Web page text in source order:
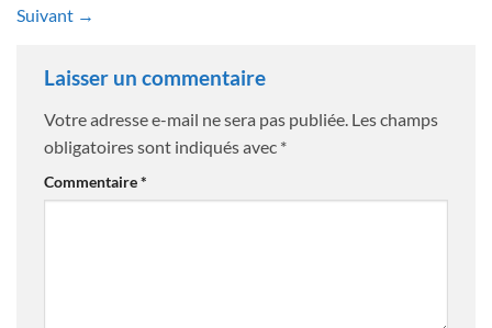
Suivant →
Laisser un commentaire
Votre adresse e-mail ne sera pas publiée. Les champs
obligatoires sont indiqués avec *
Commentaire*